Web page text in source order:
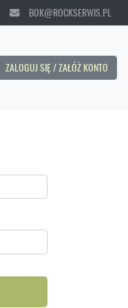
BOK@ROCKSERWIS.PL
ZALOGUJ SIĘ / ZAŁÓŻ KONTO